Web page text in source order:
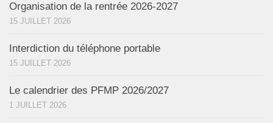
Organisation de la rentrée 2026-2027
15 JUILLET 2026
Interdiction du téléphone portable
15 JUILLET 2026
Le calendrier des PFMP 2026/2027
1 JUILLET 2026